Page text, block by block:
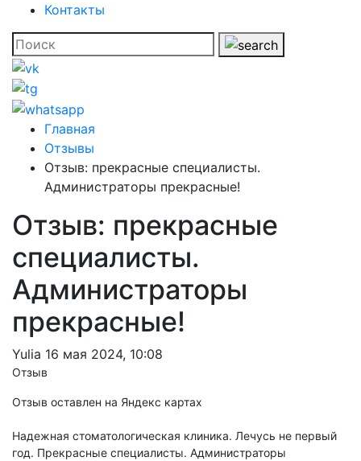
Контакты
Главная
Отзывы
Отзыв: прекрасные специалисты.
Администраторы прекрасные!
Отзыв: прекрасные
специалисты.
Администраторы
прекрасные!
Yulia 16 мая 2024, 10:08
Отзыв
Отзыв оставлен на Яндекс картах
Надежная стоматологическая клиника. Лечусь не первый
год. Прекрасные специалисты. Администраторы